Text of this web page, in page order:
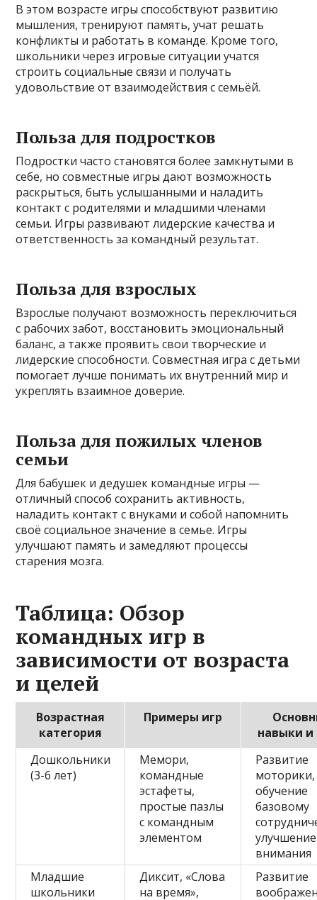
В этом возрасте игры способствуют развитию
мышления, тренируют память, учат решать
конфликты и работать в команде. Кроме того,
школьники через игровые ситуации учатся
строить социальные связи и получать
удовольствие от взаимодействия с семьёй.
Польза для подростков
Подростки часто становятся более замкнутыми в
себе, но совместные игры дают возможность
раскрыться, быть услышанными и наладить
контакт с родителями и младшими членами
семьи. Игры развивают лидерские качества и
ответственность за командный результат.
Польза для взрослых
Взрослые получают возможность переключиться
с рабочих забот, восстановить эмоциональный
баланс, а также проявить свои творческие и
лидерские способности. Совместная игра с детьми
помогает лучше понимать их внутренний мир и
укреплять взаимное доверие.
Польза для пожилых членов
семьи
Для бабушек и дедушек командные игры —
отличный способ сохранить активность,
наладить контакт с внуками и собой напомнить
своё социальное значение в семье. Игры
улучшают память и замедляют процессы
старения мозга.
Таблица: Обзор
командных игр в
зависимости от возраста
и целей
Возрастная
категория
Примеры игр
навыки и
Дошкольники
(3-6 лет)
Мемори,
командные
эстафеты,
простые пазлы
с командным
элементом
Развитие
моторики,
обучение
базовому
улучшение
внимания
Младшие
школьники
Диксит, «Слова
на время»,
Развитие